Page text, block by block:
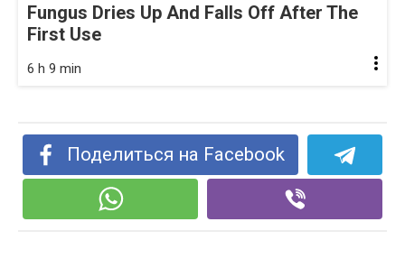
Fungus Dries Up And Falls Off After The
First Use
6 h 9 min
Поделиться на Facebook